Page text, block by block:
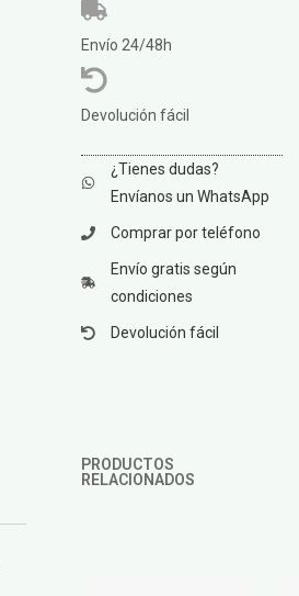
Envío 24/48h
Devolución fácil
¿Tienes dudas?
Envíanos un WhatsApp
Comprar por teléfono
Envío gratis según
condiciones
Devolución fácil
PRODUCTOS
RELACIONADOS